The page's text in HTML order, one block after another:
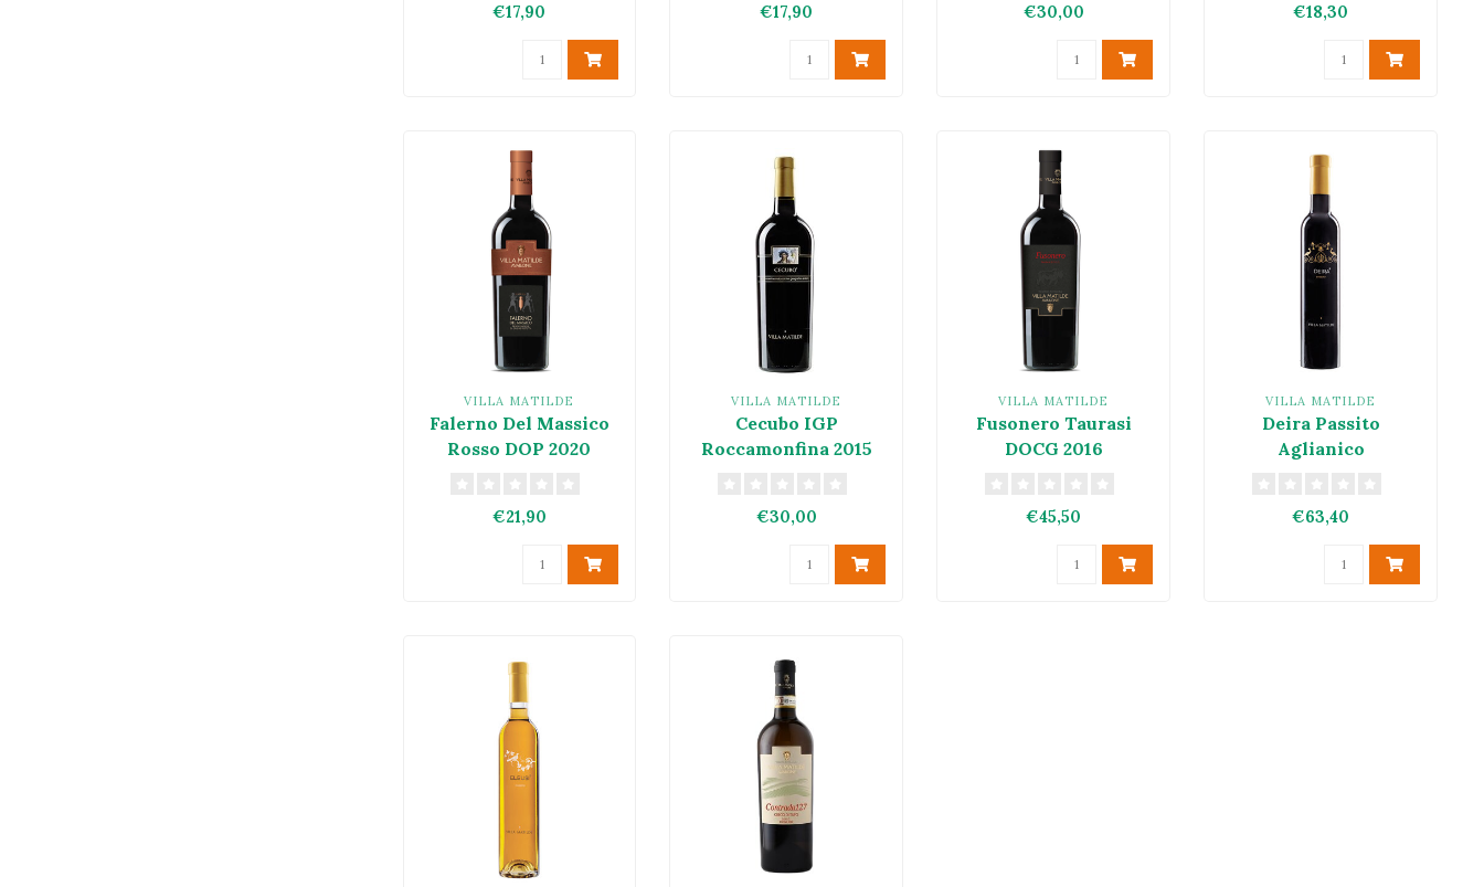
€17,90 €17,90 €30,00 €18,30
VILLA MATILDE
Falerno Del Massico
Rosso DOP 2020
€21,90
VILLA MATILDE
Cecubo IGP
Roccamonfina 2015
€30,00
VILLA MATILDE
Fusonero Taurasi
DOCG 2016
€45,50
VILLA MATILDE
Deira Passito
Aglianico
€63,40